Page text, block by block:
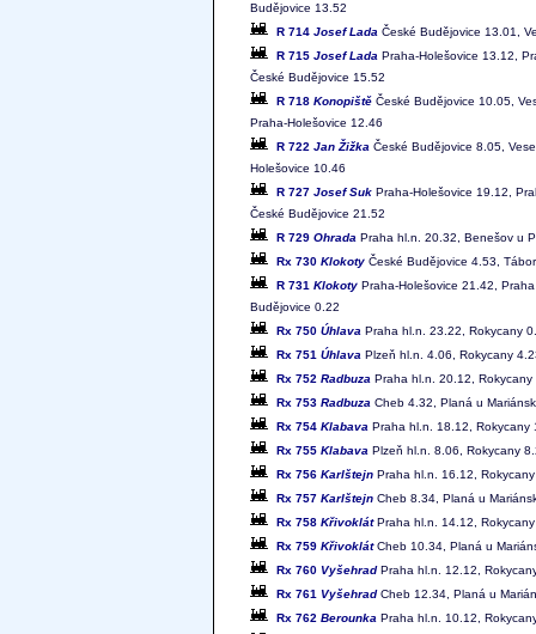
Budějovice 13.52
R 714 Josef Lada České Budějovice 13.01,
R 715 Josef Lada Praha-Holešovice 13.12,
České Budějovice 15.52
R 718 Konopiště České Budějovice 10.05,
Praha-Holešovice 12.46
R 722 Jan Žižka České Budějovice 8.05,
Holešovice 10.46
R 727 Josef Suk Praha-Holešovice 19.12,
České Budějovice 21.52
R 729 Ohrada Praha hl.n. 20.32, Benešov u
Rx 730 Klokoty České Budějovice 4.53,
R 731 Klokoty Praha-Holešovice 21.42,
Budějovice 0.22
Rx 750 Úhlava Praha hl.n. 23.22, Rokycany
Rx 751 Úhlava Plzeň hl.n. 4.06, Rokycany
Rx 752 Radbuza Praha hl.n. 20.12,
Rx 753 Radbuza Cheb 4.32, Planá u
Rx 754 Klabava Praha hl.n. 18.12,
Rx 755 Klabava Plzeň hl.n. 8.06, Rokycany
Rx 756 Karlštejn Praha hl.n. 16.12,
Rx 757 Karlštejn Cheb 8.34, Planá u
Rx 758 KřivoklátPraha hl.n. 14.12,
Rx 759 KřivoklátCheb 10.34, Planá u
Rx 760 VyšehradPraha hl.n. 12.12,
Rx 761 VyšehradCheb 12.34, Planá u
Rx 762 Berounka Praha hl.n. 10.12,